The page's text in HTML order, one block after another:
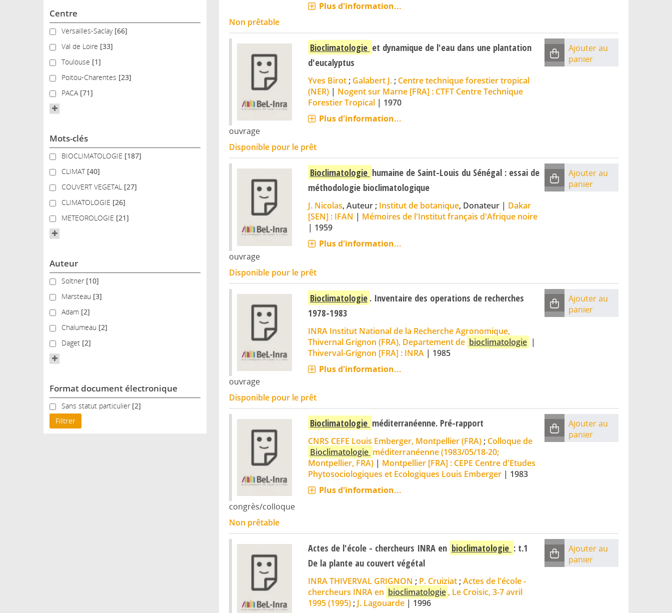
Centre
Versailles-Saclay
Versailles-Saclay [66]
Val de Loire
Val de Loire [33]
Toulouse
Toulouse [1]
Poitou-Charentes
Poitou-Charentes [23]
PACAPACA [71]
Mots-clés
BIOCLIMATOLOGIE
BIOCLIMATOLOGIE [187]
CLIMATCLIMAT [40]
COUVERT VEGETAL
COUVERT VEGETAL [27]
CLIMATOLOGIE
CLIMATOLOGIE [26]
METEOROLOGIE
METEOROLOGIE [21]
Auteur
SoltnerSoltner [10]
Marsteau
Marsteau [3]
AdamAdam [2]
Chalumeau
Chalumeau [2]
DagetDaget [2]
Format document électronique
Sans statut particulier
Sans statut particulier [2]
Plus d'information...
Non prêtable
ouvrage
Bioclimatologie et dynamique de l'eau dans une plantation
d'eucalyptus
Yves Birot; Galabert J.; Centre technique forestier tropical
(NER) | Nogent sur Marne [FRA] : CTFT Centre Technique
Forestier Tropical| 1970
Plus d'information...
Ajouter au
panier
Disponible pour le prêt
ouvrage
Bioclimatologie humaine de Saint-Louis du Sénégal : essai de
méthodologie bioclimatologique
J. Nicolas, Auteur ; Institut de botanique, Donateur | Dakar
[SEN] : IFAN | Mémoires de l'Institut français d'Afrique noire
| 1959
Plus d'information...
Ajouter au
panier
Disponible pour le prêt
ouvrage
Bioclimatologie . Inventaire des operations de recherches
1978-1983
INRA Institut National de la Recherche Agronomique,
Thivernal Grignon (FRA), Departement de bioclimatologie |
Thiverval-Grignon [FRA] : INRA| 1985
Plus d'information...
Ajouter au
panier
Disponible pour le prêt
congrès/colloque
Bioclimatologie méditerranéenne. Pré-rapport
CNRS CEFE Louis Emberger, Montpellier (FRA); Colloque de
Bioclimatologie méditerranéenne (1983/05/18-20;
Montpellier, FRA) | Montpellier [FRA] : CEPE Centre d'Etudes
Phytosociologiques et Ecologiques Louis Emberger| 1983
Plus d'information...
Ajouter au
panier
Non prêtable
Actes de l'école - chercheurs INRA en bioclimatologie : t.1
De la plante au couvert végétal
INRA THIVERVAL GRIGNON ; P. Cruiziat;Actes de l'école -
chercheurs INRA en bioclimatologie , Le Croisic, 3-7 avril
1995 (1995); J. Lagouarde | 1996
Ajouter au
panier